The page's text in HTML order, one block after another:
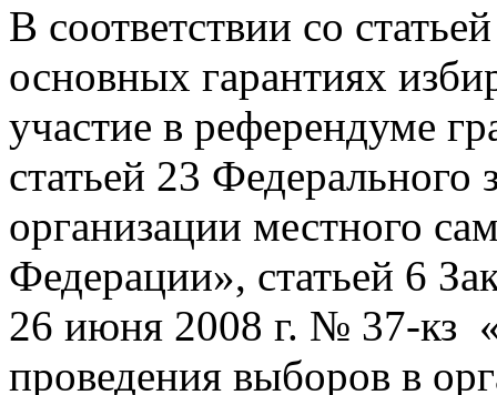
В соответствии со
основных гарантиях
участие в референдуме
статьей 23
организации местного
Федерации», статьей 6
26 июня 2008 г. № 37-кз
проведения выборов в